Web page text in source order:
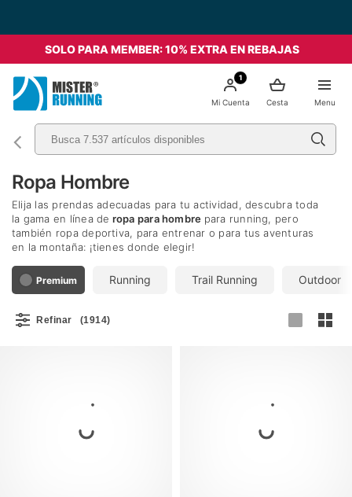
SOLO PARA MEMBER: 10% EXTRA EN REBAJAS
Menu
Cesta
1
Mi Cuenta
Ropa Hombre
Elija las prendas adecuadas para tu actividad, descubra toda
la gama en línea de ropa para hombre para running, pero
también ropa deportiva, para entrenar o para tus aventuras
en la montaña: ¡tienes donde elegir!
Premium Running Trail Running Outdoor
Refinar (1914)